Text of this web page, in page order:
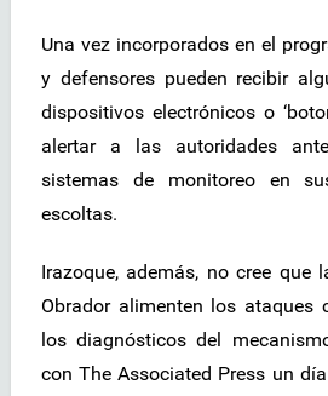
Una vez incorporados en el
y defensores pueden recibir
dispositivos electrónicos o
alertar a las autoridades
sistemas de monitoreo en
escoltas.
Irazoque, además, no cree que
Obrador alimenten los ataques
los diagnósticos del
con The Associated Press un